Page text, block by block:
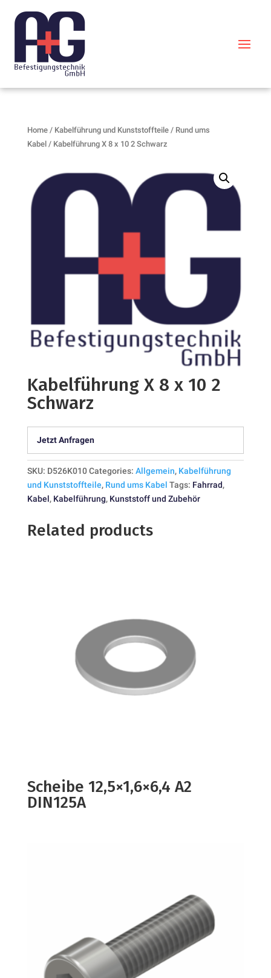
Home/ Kabelführung und Kunststoffteile/ Rund ums
Kabel / Kabelführung X 8 x 10 2 Schwarz
Kabelführung X 8 x 10 2
Schwarz
Jetzt Anfragen
SKU: D526K010 Categories: Allgemein, Kabelführung
und Kunststoffteile, Rund ums Kabel Tags: Fahrrad,
Kabel, Kabelführung, Kunststoff und Zubehör
Related products
Scheibe 12,5×1,6×6,4 A2
DIN125A